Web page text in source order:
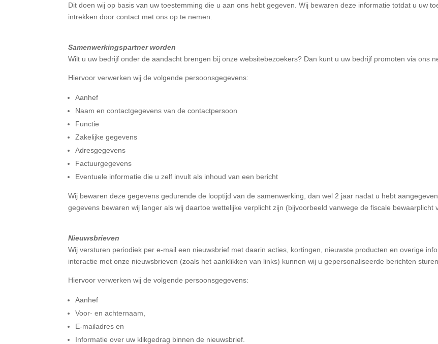
Dit doen wij op basis van uw toestemming die u aan ons hebt gegeven. Wij bewaren deze informatie totdat u uw
intrekken door contact met ons op te nemen.
Samenwerkingspartner worden
Wilt u uw bedrijf onder de aandacht brengen bij onze websitebezoekers? Dan kunt u uw bedrijf promoten via ons
Hiervoor verwerken wij de volgende persoonsgegevens:
Aanhef
Naam en contactgegevens van de contactpersoon
Functie
Zakelijke gegevens
Adresgegevens
Factuurgegevens
Eventuele informatie die u zelf invult als inhoud van een bericht
Wij bewaren deze gegevens gedurende de looptijd van de samenwerking, dan wel 2 jaar nadat u hebt
gegevens bewaren wij langer als wij daartoe wettelijke verplicht zijn (bijvoorbeeld vanwege de fiscale bewaarplicht
Nieuwsbrieven
Wij versturen periodiek per e-mail een nieuwsbrief met daarin acties, kortingen, nieuwste producten en overige
interactie met onze nieuwsbrieven (zoals het aanklikken van links) kunnen wij u gepersonaliseerde berichten sturen.
Hiervoor verwerken wij de volgende persoonsgegevens:
Aanhef
Voor- en achternaam,
E-mailadres en
Informatie over uw klikgedrag binnen de nieuwsbrief.